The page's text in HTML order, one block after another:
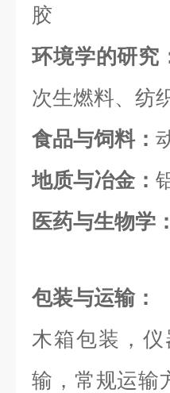
胶
环境学的研究
次生燃料、纺
食品与饲料：
地质与冶金：
医药与生物学：
包装与运输：
木箱包装，
输，常规运输